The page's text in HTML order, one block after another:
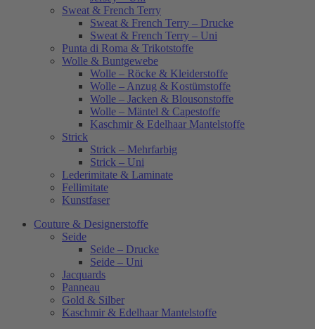
Sweat & French Terry
Sweat & French Terry – Drucke
Sweat & French Terry – Uni
Punta di Roma & Trikotstoffe
Wolle & Buntgewebe
Wolle – Röcke & Kleiderstoffe
Wolle – Anzug & Kostümstoffe
Wolle – Jacken & Blousonstoffe
Wolle – Mäntel & Capestoffe
Kaschmir & Edelhaar Mantelstoffe
Strick
Strick – Mehrfarbig
Strick – Uni
Lederimitate & Laminate
Fellimitate
Kunstfaser
Couture & Designerstoffe
Seide
Seide – Drucke
Seide – Uni
Jacquards
Panneau
Gold & Silber
Kaschmir & Edelhaar Mantelstoffe